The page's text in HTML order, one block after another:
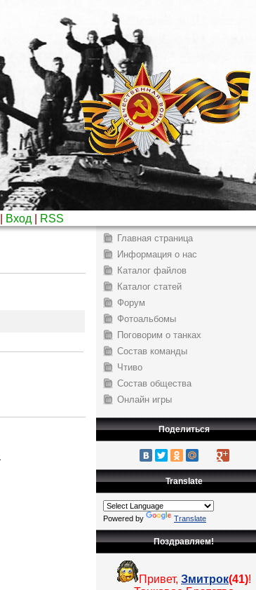
Вход RSS
Главная страница
Информация о нас
Каталог файлов
Каталог статей
Форум
Фотоальбомы
Поговорим о танках
Состав команды
Чтиво
Состав общества
Онлайн игры
Поделиться
Translate
Powered by Translate
Поздравляем!
Привет, Змитрок(41)!